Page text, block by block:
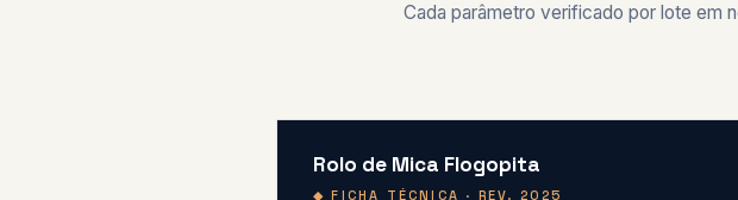
Cada parâmetro verificado por lote em
Rolo de Mica Flogopita
◆ FICHA TÉCNICA · REV. 2025